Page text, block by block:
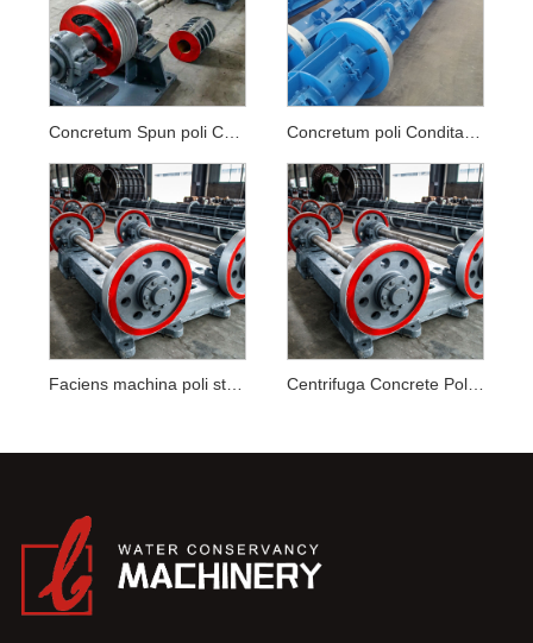
Concretum Spun poli Condita Machina
Faciens machina poli stamina Centrifuga Concrete Pole Condita Machina